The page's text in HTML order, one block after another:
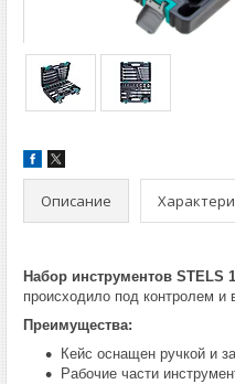
Описание
Набор инструментов STELS
происходило под контролем и
Преимущества:
Кейс оснащен ручкой и
Рабочие части